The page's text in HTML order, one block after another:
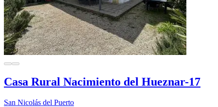
Casa Rural Nacimiento del Hueznar-17
San Nicolás del Puerto